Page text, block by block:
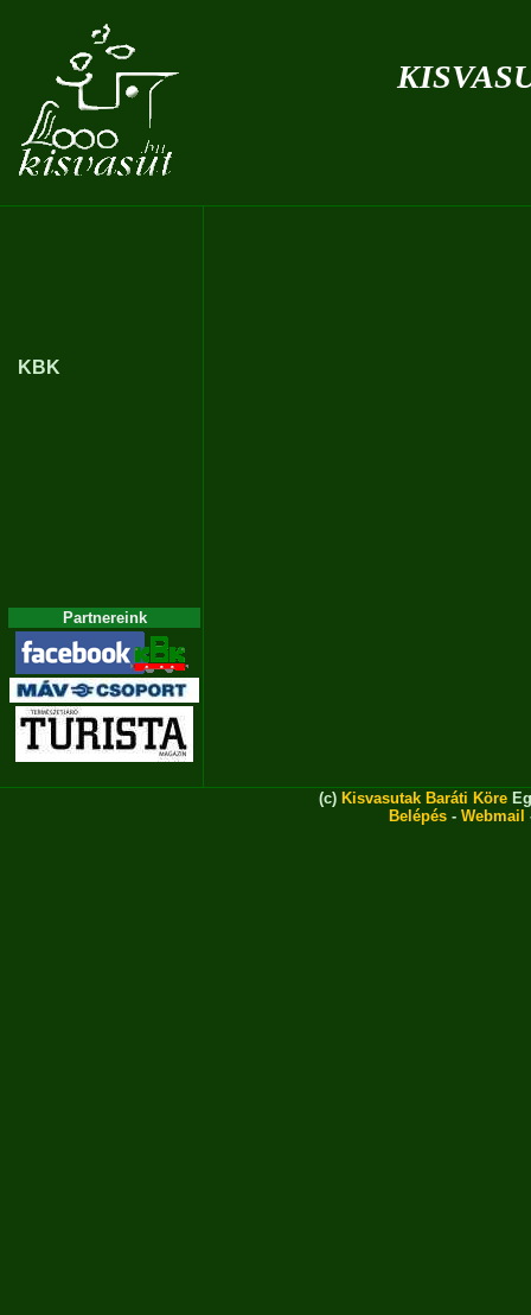
KBK
Partnereink
(c) Kisvasutak Baráti Köre
Belépés - Webmail